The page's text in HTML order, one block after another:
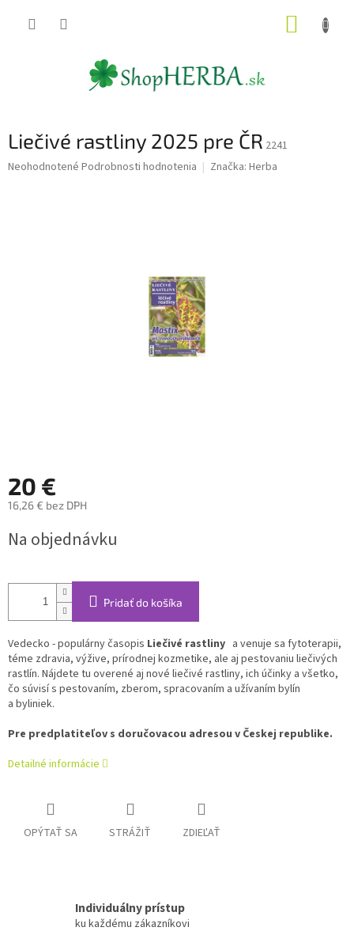
Liečivé rastliny 2025 pre ČR 2241
Priemerné
Neohodnotené Podrobnosti hodnotenia Značka: Herba
20 €
16,26 € bez DPH
cena:
Na objednávku
Pridať do košíka
Vedecko - populárny časopis Liečivé rastliny a venuje sa fytoterapii,
téme zdravia, výžive, prírodnej kozmetike, ale aj pestovaniu liečivých
rastlín. Nájdete tu overené aj nové liečivé rastliny, ich účinky a všetko,
čo súvisí s pestovaním, zberom, spracovaním a užívaním bylín
a byliniek.
Pre predplatiteľov s doručovacou adresou v Českej republike.
Detailné informácie
OPÝTAŤ SA STRÁŽIŤ ZDIEĽAŤ
Individuálny prístup
ku každému zákazníkovi